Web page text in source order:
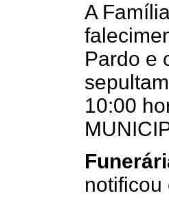
A
Pardo e
10:00
notificou